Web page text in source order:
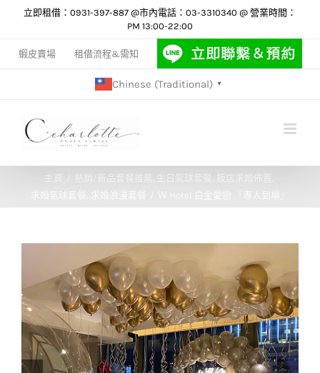
content
立即租借：0931-397-887 @市內電話：03-3310340 @ 營業時間：
PM 13:00-22:00
蝦皮賣場 租借流程&需知
Chinese (Traditional) ▼
熱銷/新品套餐推薦 生日氣球套餐
飯店求婚佈置